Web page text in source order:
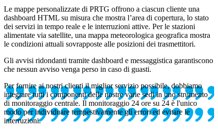
Le mappe personalizzate di PRTG offrono a ciascun cliente una
dashboard HTML su misura che mostra l’area di copertura, lo stato
dei servizi in tempo reale e le interruzioni attive. Per le stazioni
alimentate via satellite, una mappa meteorologica geografica mostra
le condizioni attuali sovrapposte alle posizioni dei trasmettitori.
Gli avvisi ridondanti tramite dashboard e messaggistica garantiscono
che nessun avviso venga perso in caso di guasti.
Per fornire ai nostri clienti il miglior servizio possibile, dobbiamo
integrare tutti i componenti delle nostre varie sedi in uno strumento
di monitoraggio centrale. Il monitoraggio 24 ore su 24 è l'unico
modo per individuare tempestivamente gli errori ed evitare le
interruzioni.